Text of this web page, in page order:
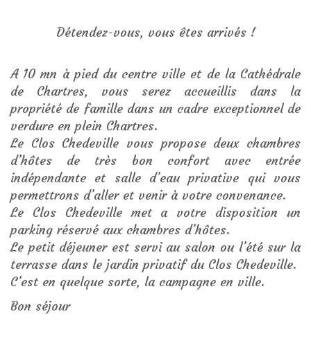
Détendez-vous, vous êtes arrivés !
A 10 mn à pied du centre ville et de la Cathédrale
de Chartres, vous serez accueillis dans la
propriété de famille dans un cadre exceptionnel de
verdure en plein Chartres.
Le Clos Chedeville vous propose deux chambres
d’hôtes de très bon confort avec entrée
indépendante et salle d’eau privative qui vous
permettrons d’aller et venir à votre convenance.
Le Clos Chedeville met a votre disposition un
parking réservé aux chambres d’hôtes.
Le petit déjeuner est servi au salon ou l’été sur la
terrasse dans le jardin privatif du Clos Chedeville.
C’est en quelque sorte, la campagne en ville.
Bon séjour